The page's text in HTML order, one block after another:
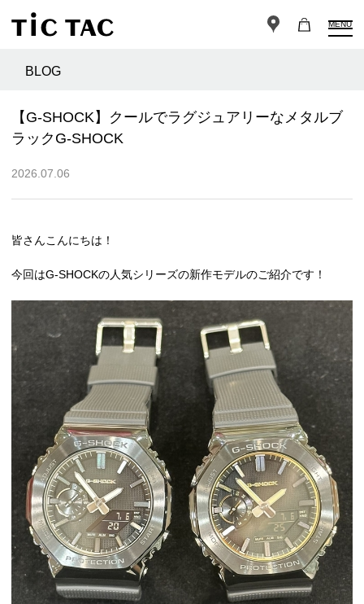
MENU
BLOG
【G-SHOCK】クールでラグジュアリーなメタルブ
ラックG-SHOCK
2026.07.06
皆さんこんにちは！
今回はG-SHOCKの人気シリーズの新作モデルのご紹介です！